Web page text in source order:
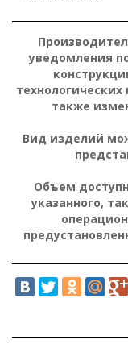
уведомления
также
Вид изделий
Объем
указанного,